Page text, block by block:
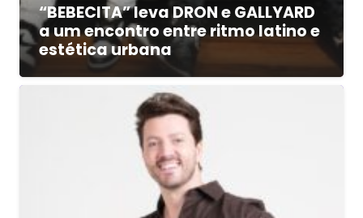
“BEBECITA” leva DRON e GALLYARD
a um encontro entre ritmo latino e
estética urbana